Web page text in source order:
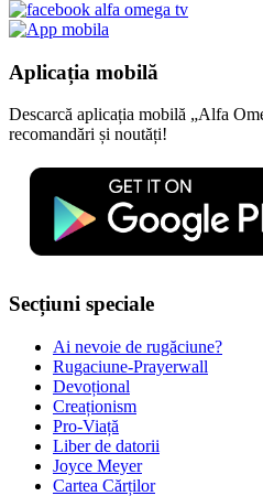
Aplicația mobilă
Descarcă aplicația mobilă „Alfa
recomandări și noutăți!
Secțiuni speciale
Ai nevoie de rugăciune?
Rugaciune-Prayerwall
Devoțional
Creaționism
Pro-Viață
Liber de datorii
Joyce Meyer
Cartea Cărților